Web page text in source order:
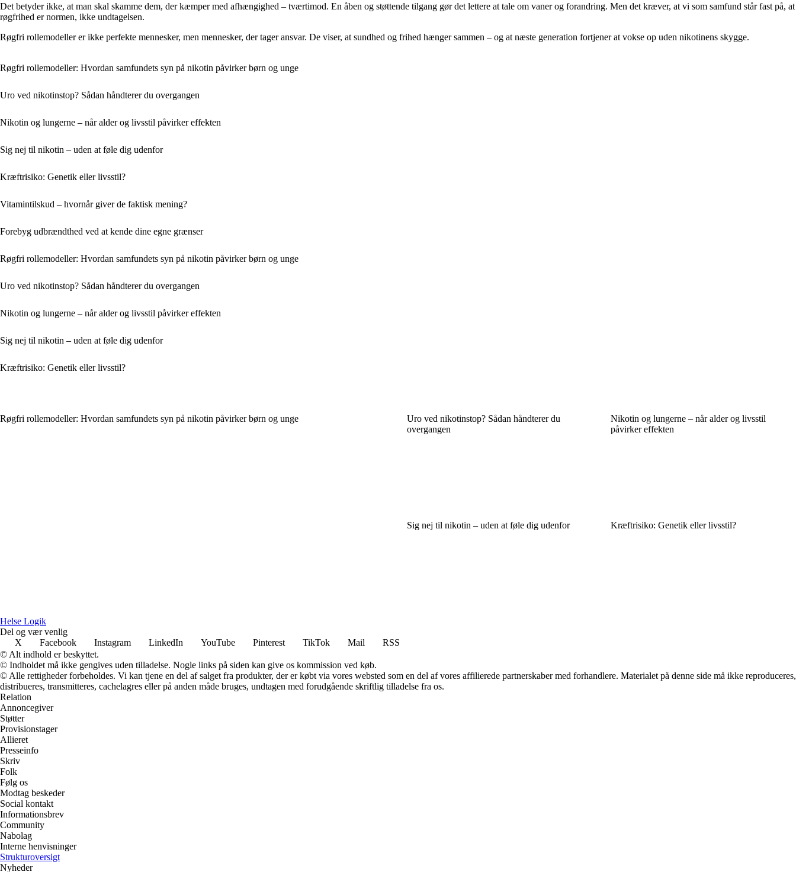
Det betyder ikke, at man skal skamme dem, der kæmper med afhængighed – tværtimod. En åben og støttende tilgang gør det lettere at tale om vaner og forandring. Men det kræver, at vi som samfund står fast på, at
røgfrihed er normen, ikke undtagelsen.
Røgfri rollemodeller er ikke perfekte mennesker, men mennesker, der tager ansvar. De viser, at sundhed og frihed hænger sammen – og at næste generation fortjener at vokse op uden nikotinens skygge.
Røgfri rollemodeller: Hvordan samfundets syn på nikotin påvirker børn og unge
Uro ved nikotinstop? Sådan håndterer du overgangen
Nikotin og lungerne – når alder og livsstil påvirker effekten
Sig nej til nikotin – uden at føle dig udenfor
Kræftrisiko: Genetik eller livsstil?
Vitamintilskud – hvornår giver de faktisk mening?
Forebyg udbrændthed ved at kende dine egne grænser
Røgfri rollemodeller: Hvordan samfundets syn på nikotin påvirker børn og unge
Uro ved nikotinstop? Sådan håndterer du overgangen
Nikotin og lungerne – når alder og livsstil påvirker effekten
Sig nej til nikotin – uden at føle dig udenfor
Kræftrisiko: Genetik eller livsstil?
Røgfri rollemodeller: Hvordan samfundets syn på nikotin påvirker børn og unge
Uro ved nikotinstop? Sådan håndterer du
overgangen
Nikotin og lungerne – når alder og livsstil
påvirker effekten
Sig nej til nikotin – uden at føle dig udenfor Kræftrisiko: Genetik eller livsstil?
Helse Logik
Del og vær venlig
X
Facebook Instagram LinkedIn YouTube Pinterest TikTok Mail
RSS
© Alt indhold er beskyttet.
© Indholdet må ikke gengives uden tilladelse. Nogle links på siden kan give os kommission ved køb.
© Alle rettigheder forbeholdes. Vi kan tjene en del af salget fra produkter, der er købt via vores websted som en del af vores affilierede partnerskaber med forhandlere. Materialet på denne side må ikke reproduceres,
distribueres, transmitteres, cachelagres eller på anden måde bruges, undtagen med forudgående skriftlig tilladelse fra os.
Relation
Annoncegiver
Støtter
Provisionstager
Allieret
Presseinfo
Skriv
Folk
Følg os
Modtag beskeder
Social kontakt
Informationsbrev
Community
Nabolag
Interne henvisninger
Strukturoversigt
Nyheder